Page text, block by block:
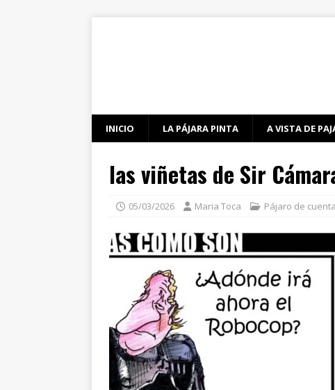
INICIO LA PÁJARA PINTA A VISTA DE
las viñetas de Sir
05/03/2026 Maria Toca Pájaro de cuenta